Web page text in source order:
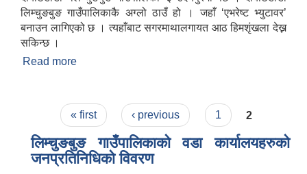
लिम्चुङबुङ गाउँपालिकाकै अग्लो ठाउँ हो । जहाँ ‘एभरेष्ट भ्युटावर’
बनाउन लागिएको छ । त्यहाँबाट सगरमाथालगायत आठ हिमशृंखला देख्न
सकिन्छ ।
Read more
Pages« first ‹ previous 1 2
लिम्चुङबुङ गाउँपालिकाकाे वडा कार्यालयहरुकाे
जनप्रतिनिधिकाे विवरण